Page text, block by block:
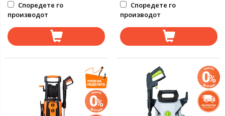
Споредете го
производот
Споредете го
производот